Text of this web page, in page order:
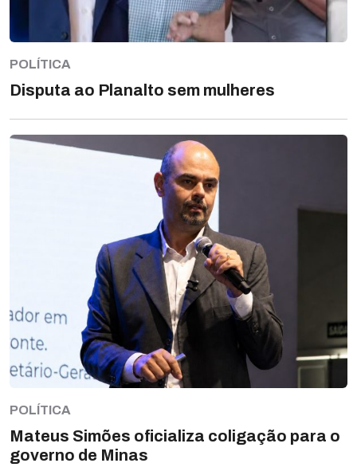
POLÍTICA
Disputa ao Planalto sem mulheres
POLÍTICA
Mateus Simões oficializa coligação para o
governo de Minas